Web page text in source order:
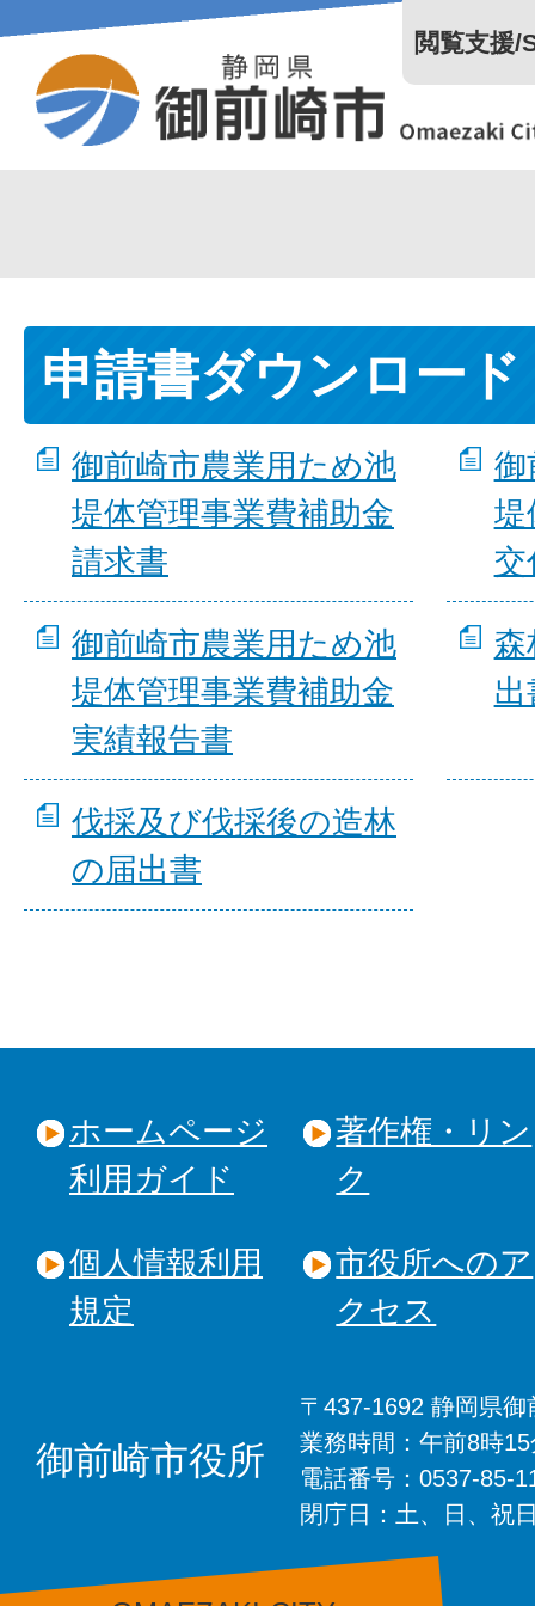
閲覧支援
申請書ダウンロード
御前崎市農業用ため池
堤体管理事業費補助金
請求書
御
堤
交
御前崎市農業用ため池
堤体管理事業費補助金
実績報告書
森
出
伐採及び伐採後の造林
の届出書
ホームページ
利用ガイド
著作権・リン
ク
個人情報利用
規定
市役所へのア
クセス
御前崎市役所
〒437-1692 静岡県
業務時間：午前8時
電話番号：0537-85-
閉庁日：土、日、祝